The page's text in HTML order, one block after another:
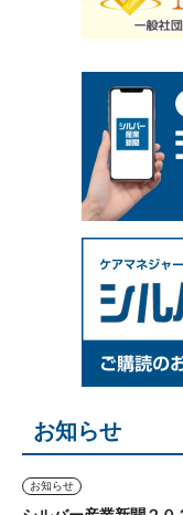
お知らせ
お知らせ